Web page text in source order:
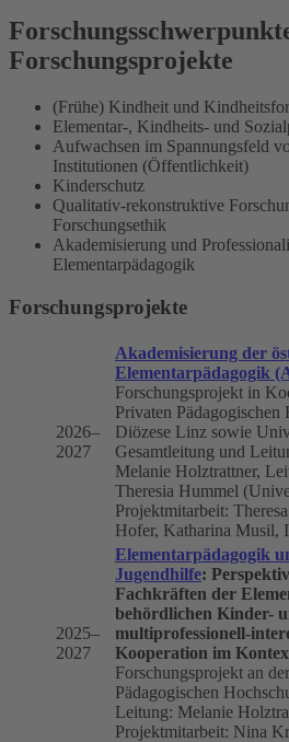
Forschungsprojekte
(Frühe) Kindheit und
Elementar-, Kindheits- und
Aufwachsen im Spannungsfeld
Institutionen (Öffentlichkeit)
Kinderschutz
Qualitativ-rekonstruktive
Forschungsethik
Akademisierung und
Elementarpädagogik
Forschungsprojekte
2026–
2027
Akademisierung der
Elementarpädagogik
Forschungsprojekt in
Privaten Pädagogischen
Diözese Linz sowie
Gesamtleitung und
Melanie Holztrattner,
Theresia Hummel
Projektmitarbeit:
Hofer, Katharina Musil,
2025–
2027
Elementarpädagogik
Jugendhilfe:
Fachkräften der
behördlichen Kinder-
multiprofessionell-
Kooperation im
Forschungsprojekt an
Pädagogischen
Leitung: Melanie
Projektmitarbeit: Nina